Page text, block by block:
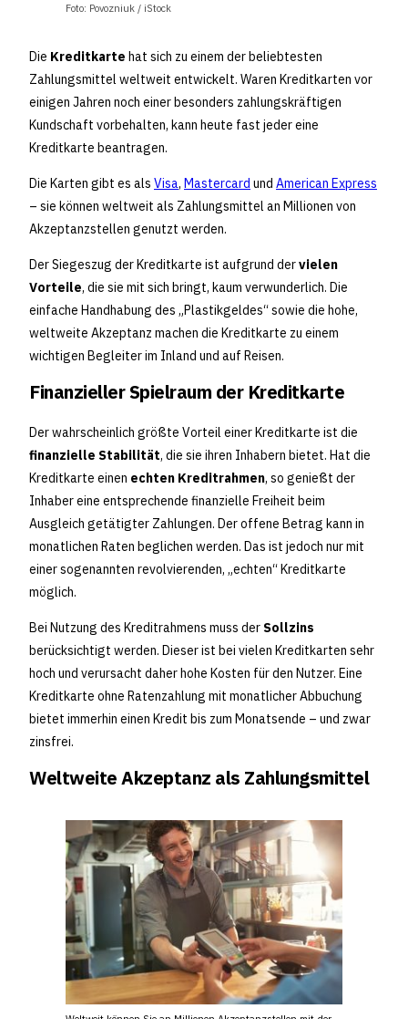
Foto: Povozniuk / iStock
Die Kreditkarte hat sich zu einem der beliebtesten
Zahlungsmittel weltweit entwickelt. Waren Kreditkarten vor
einigen Jahren noch einer besonders zahlungskräftigen
Kundschaft vorbehalten, kann heute fast jeder eine
Kreditkarte beantragen.
Die Karten gibt es als Visa, Mastercard und American Express
– sie können weltweit als Zahlungsmittel an Millionen von
Akzeptanzstellen genutzt werden.
Der Siegeszug der Kreditkarte ist aufgrund dervielen
Vorteile, die sie mit sich bringt, kaum verwunderlich. Die
einfache Handhabung des „Plastikgeldes“ sowie die hohe,
weltweite Akzeptanz machen die Kreditkarte zu einem
wichtigen Begleiter im Inland und auf Reisen.
Finanzieller Spielraum der Kreditkarte
Der wahrscheinlich größte Vorteil einer Kreditkarte ist die
finanzielle Stabilität, die sie ihren Inhabern bietet. Hat die
Kreditkarte einen echten Kreditrahmen, so genießt der
Inhaber eine entsprechende finanzielle Freiheit beim
Ausgleich getätigter Zahlungen. Der offene Betrag kann in
monatlichen Raten beglichen werden. Das ist jedoch nur mit
einer sogenannten revolvierenden, „echten“ Kreditkarte
möglich.
Bei Nutzung des Kreditrahmens muss der Sollzins
berücksichtigt werden. Dieser ist bei vielen Kreditkarten sehr
hoch und verursacht daher hohe Kosten für den Nutzer. Eine
Kreditkarte ohne Ratenzahlung mit monatlicher Abbuchung
bietet immerhin einen Kredit bis zum Monatsende – und zwar
zinsfrei.
Weltweite Akzeptanz als Zahlungsmittel